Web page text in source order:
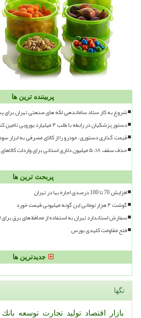
پربیننده ترین ها
شروع به کار ستاد ساماندهی لکه های صنعتی تهران برای
دستور پزشکیان در رابطه با طلب ۴ میلیارد یورویی تامین کنندگان کالاهای اساسی
قیمت گذاری دستوری، خودرو را از کالای مصرفی به ابزار
حذف سقف ۱۸، ۵ میلیون دلاری استانی برای واردات کالاهای اساسی از مرزها
پربحث ترین ها
افزایش 70 تا 100 درصدی اجاره بها در تهران
گوشت ۴ هزار تومانی این گونه میلیونی قیمت خورد
سفارش استاندارد تهران به استفاده از محافظ های برق برای
فتح مقاومت کلیدی بورس
جدیدترین ها
تگها
بازار اقتصاد تولید تجارت توسعه بانك